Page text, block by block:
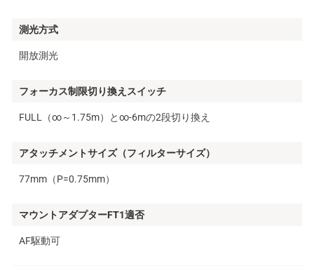
測光方式
開放測光
フォーカス制限切り換えスイッチ
FULL（∞～1.75m）と∞-6mの2段切り換え
アタッチメントサイズ（フィルターサイズ）
77mm（P=0.75mm）
マウントアダプターFT1適否
AF駆動可